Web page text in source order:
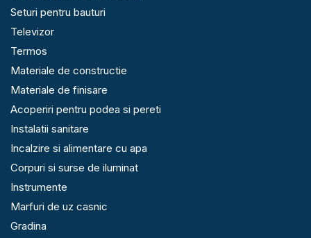
Seturi pentru bauturi
Televizor
Termos
Materiale de constructie
Materiale de finisare
Acoperiri pentru podea si pereti
Instalatii sanitare
Incalzire si alimentare cu apa
Corpuri si surse de iluminat
Instrumente
Marfuri de uz casnic
Gradina